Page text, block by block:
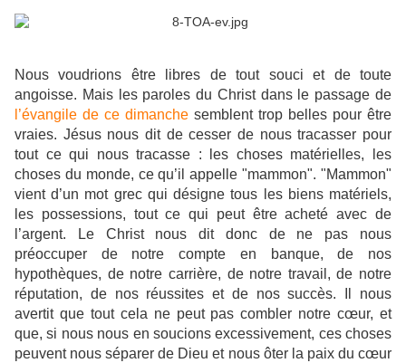
Nous voudrions être libres de tout souci et de toute
angoisse. Mais les paroles du Christ dans le passage de
l’évangile de ce dimanche semblent trop belles pour être
vraies. Jésus nous dit de cesser de nous tracasser pour
tout ce qui nous tracasse : les choses matérielles, les
choses du monde, ce qu’il appelle "mammon". "Mammon"
vient d’un mot grec qui désigne tous les biens matériels,
les possessions, tout ce qui peut être acheté avec de
l’argent. Le Christ nous dit donc de ne pas nous
préoccuper de notre compte en banque, de nos
hypothèques, de notre carrière, de notre travail, de notre
réputation, de nos réussites et de nos succès. Il nous
avertit que tout cela ne peut pas combler notre cœur, et
que, si nous nous en soucions excessivement, ces choses
peuvent nous séparer de Dieu et nous ôter la paix du cœur